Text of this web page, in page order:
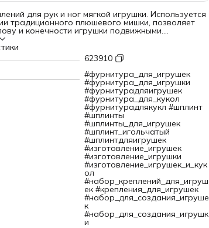
для рук и ног мягкой игрушки. Используется
традиционного плюшевого мишки, позволяет
и конечности игрушки подвижными.
выполненная в единственном
станет любимой игрушкой любого ребёнка, или
предметом интерьера, впитавшим личное
характер и энергетику мастерицы. А с
набора ваше творение оживёт, сможет
поворачивать голову. С такой игрушкой
не только детям, но и взрослым! Размер: диск
(10шт), Т-шплинт 1,6*20мм (5шт).
623910
#фурнитура_для_игрушек
#фурнитура_для_игрушки
#фурнитурадляигрушек
#фурнитура_для_кукол
#фурнитурадлякукл #шплинт
#шплинты
#шплинты_для_игрушек
#шплинт_игольчатый
#шплинтдляигрушек
#изготовление_игрушек
#изготовление_игрушки
#изготовление_игрушек_и_кук
ол
#набор_креплений_для_игруш
ек #крепления_для_игрушек
#набор_для_создания_игруше
к
#набор_для_создания_игрушк
и